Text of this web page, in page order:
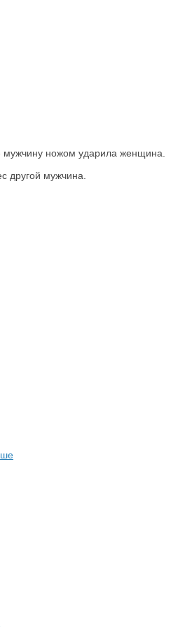
мужчину ножом ударила женщина.
другой мужчина.